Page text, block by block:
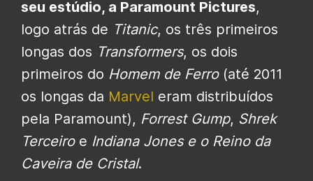
seu estúdio, a Paramount Pictures,
logo atrás de Titanic, os três primeiros
longas dos Transformers, os dois
primeiros do Homem de Ferro(até 2011
os longas da Marvel eram distribuídos
pela Paramount), Forrest Gump, Shrek
Terceiroe Indiana Jones e o Reino da
Caveira de Cristal.